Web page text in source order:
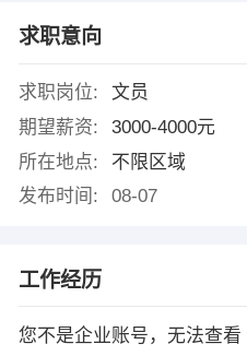
求职意向
求职岗位:
文员
期望薪资:
3000-4000元
所在地点:
不限区域
发布时间:
08-07
工作经历
您不是企业账号，无法查看